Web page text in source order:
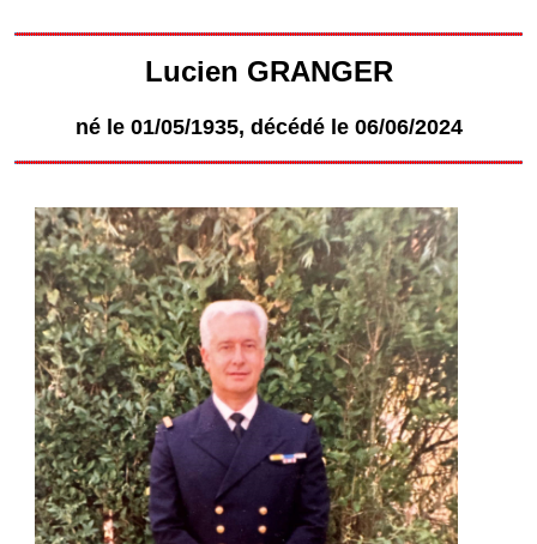
Lucien GRANGER
né le 01/05/1935, décédé le 06/06/2024